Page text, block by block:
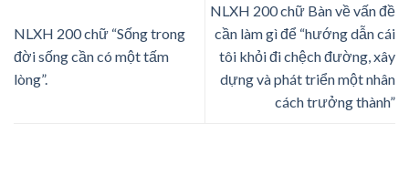
NLXH 200 chữ “Sống trong
đời sống cần có một tấm
lòng”.
NLXH 200 chữ Bàn về vấn đề
cần làm gì để “hướng dẫn cái
tôi khỏi đi chệch đường, xây
dựng và phát triển một nhân
cách trưởng thành”